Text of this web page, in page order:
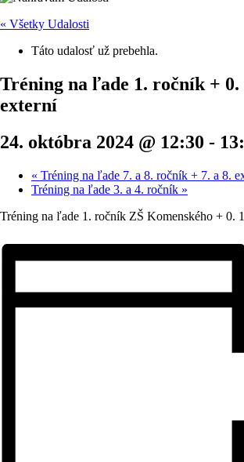
« Všetky Udalosti
Táto udalosť už prebehla.
Tréning na ľade 1. ročník + 0.
externí
24. októbra 2024 @ 12:30 -
« Tréning na ľade 7. a 8. ročník + 7. a 8.
Tréning na ľade 3. a 4. ročník »
Tréning na ľade 1. ročník ZŠ Komenského + 0.